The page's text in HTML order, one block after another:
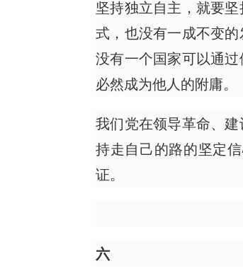
坚持独立自主，就要
式，也没有一成不变
没有一个国家可以通
必然成为他人的附庸。
我们党在领导革命、
持走自己的路的坚定
证。
六